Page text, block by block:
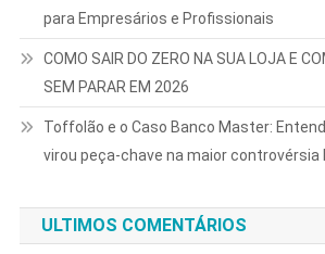
para Empresários e Profissionais
COMO SAIR DO ZERO NA SUA LOJA E
SEM PARAR EM 2026
Toffolão e o Caso Banco Master:
virou peça-chave na maior controvérsia
ULTIMOS COMENTÁRIOS